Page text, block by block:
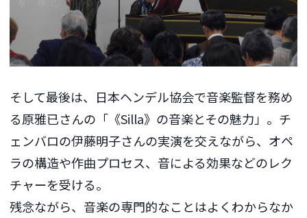
そして最後は、日本ヘンデル協会で音楽監督を務め
る原雅已さんの「《Silla》の音楽とその魅力」。チ
ェンバロの伊藤明子さんの実演を交えながら、オペ
ラの構造や作曲プロセス、音による効果などのレク
チャーを受ける。
残念ながら、音楽の専門的なことはよくわからなか